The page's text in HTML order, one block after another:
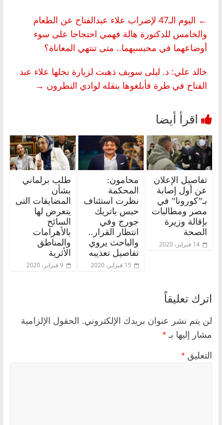
←
اليوم الـ47 لإضراب علاء عبدالفتاح عن الطعام
والخامس للدكتورة هالة فهمي احتجاجا على سوء
أوضاعهما في محبسيهما.. متى تنتهي المعاناة؟
خالد علي: د. ليلى سويف ذهبت لزيارة نجلها علاء عبد
الفتاح في طرة فأبلغوها بنقله لوادي النطرون →
تفاصيل الإعلان
عن أول إصابة
بـ”كورونا” في
مصر ومطالبات
بإقالة وزيرة
الصحة
14 فبراير، 2020
محامون:
المحكمة
نظرت استئناف
حبس باتريك
جورج وفي
انتظار القرار..
والباحث يروي
تفاصيل تعذيبه
15 فبراير، 2020
طلب برلماني
بشأن
المضايقات التى
يتعرض لها
السائح
بالأهرامات
والمناطق
الأثرية
9 فبراير، 2020
اترك تعليقاً
لن يتم نشر عنوان بريدك الإلكتروني. الحقول الإلزامية
مشار إليها بـ *
التعليق *